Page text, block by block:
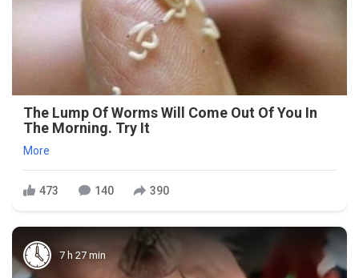
The Lump Of Worms Will Come Out Of You In
The Morning. Try It
More
473 140 390
7 h 27 min